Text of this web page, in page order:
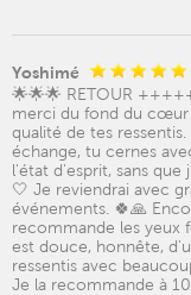
Yoshimé
🌟🌟🌟 RETOUR
merci du fond du
qualité de tes
échange, tu cernes
l'état d'esprit, sans que
🤍 Je reviendrai avec
événements. 🍀🙏
recommande les yeux
est douce, honnête,
ressentis avec
Je la recommande à